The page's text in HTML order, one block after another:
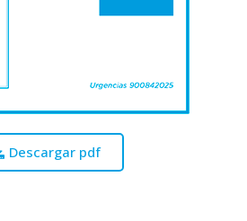
Descargar pdf